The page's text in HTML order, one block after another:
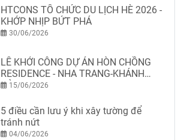
HTCONS TỔ CHỨC DU LỊCH HÈ 2026 -
KHỚP NHỊP BỨT PHÁ
30/06/2026
LỄ KHỞI CÔNG DỰ ÁN HÒN CHỒNG
RESIDENCE - NHA TRANG-KHÁNH
HÒA15/06/2026
5 điều cần lưu ý khi xây tường để
tránh nứt
04/06/2026